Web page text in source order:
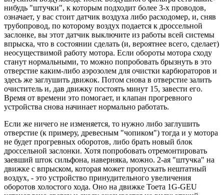
нибудь "штучки", к которым подходит более 3-х проводов,
означает, у вас стоит датчик воздуха либо расходомер, и, сняв
трубопровод, по которому воздух подается к дроссельной
заслонке, вы этот датчик выключите из работы всей системы
впрыска, что в состоянии сделать (и, вероятнее всего, сделает)
неосуществимой работу мотора. Если обороты мотора сходу
станут нормальными, то можно попробовать брызнуть в это
отверстие каким-либо аэрозолем для очистки карбюраторов и
здесь же заглушить движок. Потом снова в отверстие залить
очиститель и, дав движку постоять минут 15, завести его.
Время от времени это помогает, и клапан прогревного
устройства снова начинает нормально работать.
Если же ничего не изменяется, то нужно либо заглушить
отверстие (к примеру, древесным "чопиком") тогда и у мотора
не будет прогревных оборотов, либо брать новый блок
дроссельной заслонки. Хотя попробовать отремонтировать
заевший шток сильфона, наверняка, можно. 2-ая "штучка" на
движке с впрыском, которая может пропускать нештатный
воздух, - это устройство принудительного увеличения
оборотов холостого хода. Оно на движке Тоета 1G-GEU